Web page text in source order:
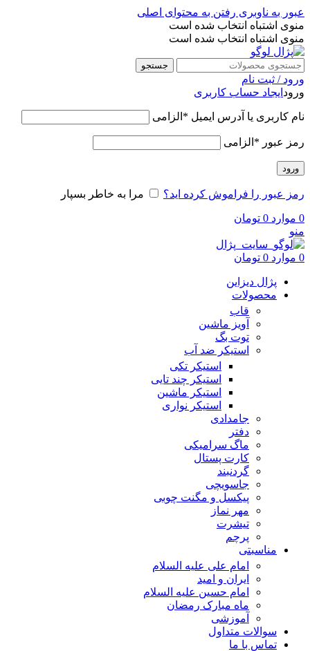
عبور به ناوبری رفتن به محتوای اصلی
منوی اشتباه انتخاب شده است
منوی اشتباه انتخاب شده است
جستجو
ورود / ثبت نام
ورود ایجاد حساب کاربری
نام کاربری یا آدرس ایمیل * الزامی
رمز عبور * الزامی
ورود
رمز عبور را فراموش کرده اید؟ مرا به خاطر بسپار
0 موارد 0 تومان
منو
0 موارد 0 تومان
پژال دیزاین
محصولات
قاب
آویز ماشین
توت بگ
استیکر ضد آب
استیکر تکی
استیکر چند تایی
استیکر ماشین
استیکر نواری
جامدادی
دفتر
ماگ سرامیکی
کارت پستال
گردنبند
جاسویچی
پیکسل و مگنت چوبی
مهر نماز
تیشرت
پرچم
مناسبتی
امام علی علیه السلام
ایران و امید
امام حسین علیه السلام
ماه مبارک رمضان
آموزشی
سوالات متداول
تماس با ما